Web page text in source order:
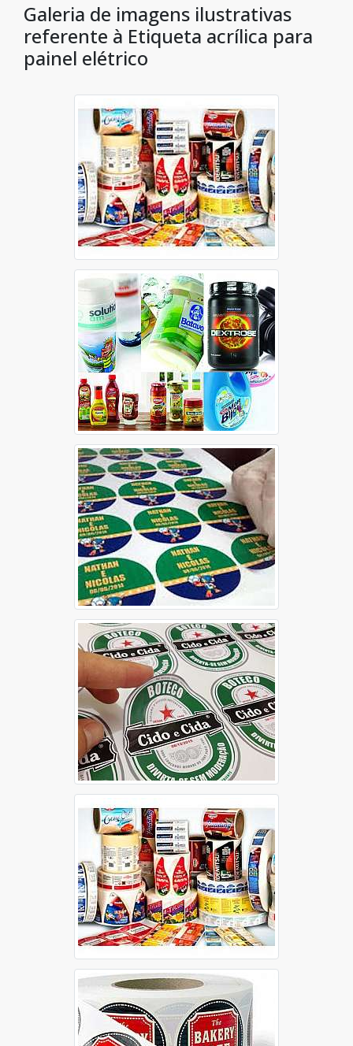
Galeria de imagens ilustrativas
referente à Etiqueta acrílica para
painel elétrico